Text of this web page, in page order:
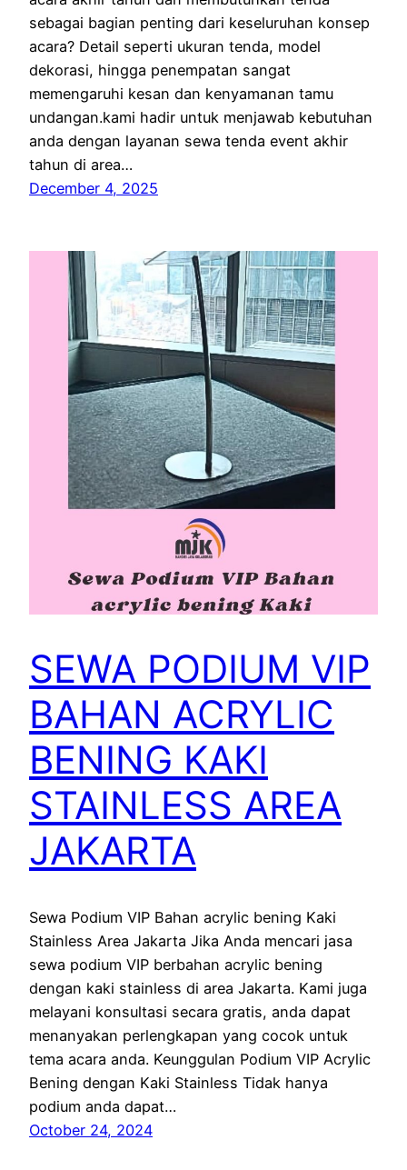
sebagai bagian penting dari keseluruhan konsep
acara? Detail seperti ukuran tenda, model
dekorasi, hingga penempatan sangat
memengaruhi kesan dan kenyamanan tamu
undangan.kami hadir untuk menjawab kebutuhan
anda dengan layanan sewa tenda event akhir
tahun di area…
December 4, 2025
SEWA PODIUM VIP
BAHAN ACRYLIC
BENING KAKI
STAINLESS AREA
JAKARTA
Sewa Podium VIP Bahan acrylic bening Kaki
Stainless Area Jakarta Jika Anda mencari jasa
sewa podium VIP berbahan acrylic bening
dengan kaki stainless di area Jakarta. Kami juga
melayani konsultasi secara gratis, anda dapat
menanyakan perlengkapan yang cocok untuk
tema acara anda. Keunggulan Podium VIP Acrylic
Bening dengan Kaki Stainless Tidak hanya
podium anda dapat…
October 24, 2024